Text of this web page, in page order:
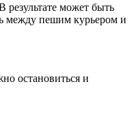
может быть
между пешим курьером и
остановиться и